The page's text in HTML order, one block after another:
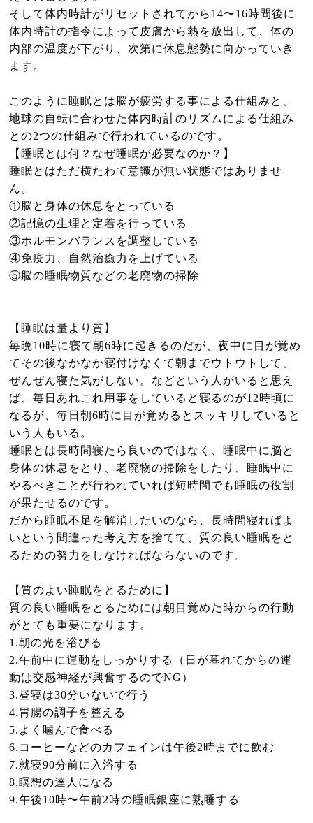
そして体内時計がリセットされてから14〜16時間後に
体内時計の指令によって皮膚から熱を放出して、体の
内部の温度が下がり、次第に休息態勢に向かっていき
ます。
このように睡眠とは脳が疲労する事による仕組みと、
地球の自転に合わせた体内時計のリズムによる仕組み
との2つの仕組みで行われているのです。
【睡眠とは何？なぜ睡眠が必要なのか？】
睡眠とはただ横たわて意識が無い状態ではありませ
ん。
①脳と身体の休息をとっている
②記憶の生理と定着を行っている
③ホルモンバランスを調整している
④免疫力、自然治癒力を上げている
⑤脳の睡眠物質などの老廃物の掃除
【睡眠は量より質】
毎晩10時に寝て朝6時に起きるのだが、夜中に目が覚め
てその後なかなか寝付けなくて朝までウトウトして、
ぜんぜん寝た気がしない。などという人がいると思え
ば、毎日あれこれ用事をしていると寝るのが12時頃に
なるが、毎日朝6時に目が覚めるとスッキリしていると
いう人もいる。
睡眠とは長時間寝たら良いのではなく、睡眠中に脳と
身体の休息をとり、老廃物の掃除をしたり、睡眠中に
やるべきことが行われていれば短時間でも睡眠の役割
が果たせるのです。
だから睡眠不足を解消したいのなら、長時間寝ればよ
いという間違った考え方を捨てて、質の良い睡眠をと
るための努力をしなければならないのです。
【質のよい睡眠をとるために】
質の良い睡眠をとるためには朝目覚めた時からの行動
がとても重要になります。
1.朝の光を浴びる
2.午前中に運動をしっかりする（日が暮れてからの運
動は交感神経が興奮するのでNG）
3.昼寝は30分いないで行う
4.胃腸の調子を整える
5.よく噛んで食べる
6.コーヒーなどのカフェインは午後2時までに飲む
7.就寝90分前に入浴する
8.瞑想の達人になる
9.午後10時〜午前2時の睡眠銀座に熟睡する